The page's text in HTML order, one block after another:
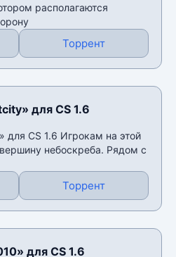
располагаются
Торрент
для CS 1.6
для CS 1.6 Игрокам на этой
небоскреба. Рядом с
Торрент
для CS 1.6